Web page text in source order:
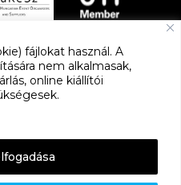
fájlokat használ. A
nem alkalmasak,
online kiállítói